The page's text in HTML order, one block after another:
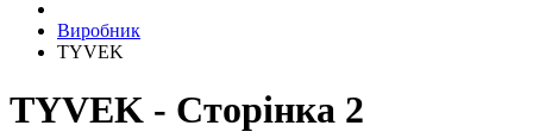
Виробник
TYVEK
TYVEK - Сторінка 2